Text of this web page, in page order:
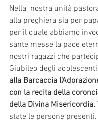
Nella  nostra unità
alla preghiera sia per
per il quale abbiamo
sante messe la pace
nostri ragazzi che
Giubileo degli
alla Barcaccia
con la recita della
della Divina Misericordia.
state le persone